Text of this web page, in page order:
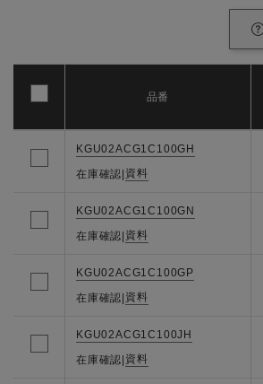
KGU02ACG1C100GH
在庫確認| 資料
KGU02ACG1C100GN
在庫確認| 資料
KGU02ACG1C100GP
在庫確認| 資料
KGU02ACG1C100JH
在庫確認| 資料
品番